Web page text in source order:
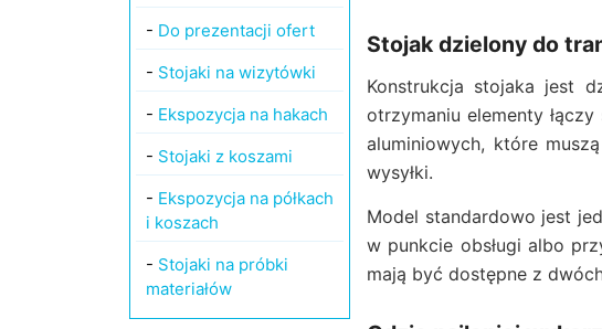
- Do prezentacji ofert
- Stojaki na wizytówki
- Ekspozycja na hakach
- Stojaki z koszami
- Ekspozycja na półkach
i koszach
- Stojaki na próbki
materiałów
Stojak dzielony do
Konstrukcja stojaka jest
otrzymaniu elementy
aluminiowych, które
wysyłki.
Model standardowo jest
w punkcie obsługi albo
mają być dostępne z